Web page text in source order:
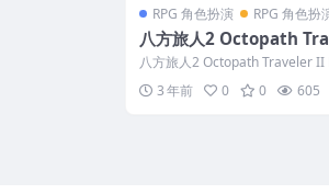
RPG 角色扮演 RPG 角色扮
八方旅人2 Octopath
MAC苹果电脑游戏 中文
13 14
八方旅人2 Octopath Traveler II
3 年前 0 0 605